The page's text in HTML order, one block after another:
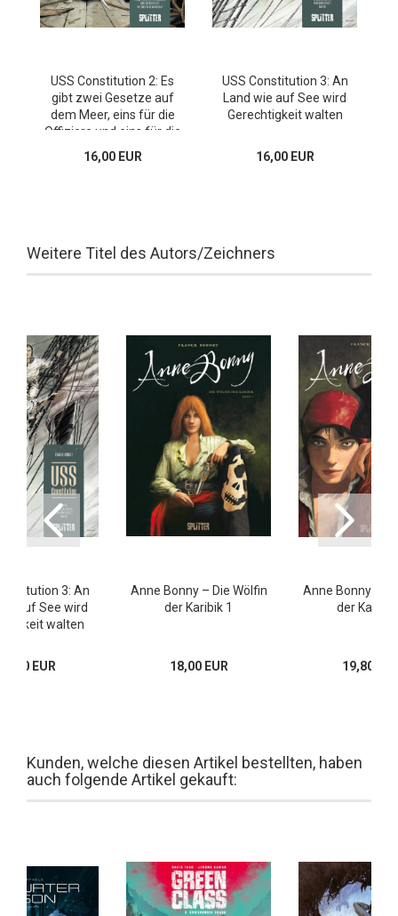
USS Constitution 2: Es
gibt zwei Gesetze auf
dem Meer, eins für die
Offiziere und eins für die
Mannschaft
16,00 EUR
USS Constitution 3: An
Land wie auf See wird
Gerechtigkeit walten
16,00 EUR
Weitere Titel des Autors/Zeichners
3: An
auf See wird
walten
EUR
Anne Bonny – Die Wölfin
der Karibik 1
18,00 EUR
Anne Bonny –
der Karibik
19,80
Kunden, welche diesen Artikel bestellten, haben
auch folgende Artikel gekauft: